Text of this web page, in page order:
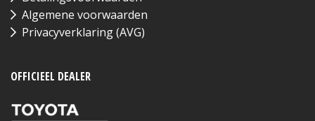
Algemene voorwaarden
Privacyverklaring (AVG)
OFFICIEEL DEALER